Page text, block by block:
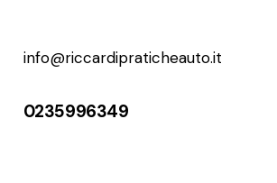
info@riccardipraticheauto.it
0235996349